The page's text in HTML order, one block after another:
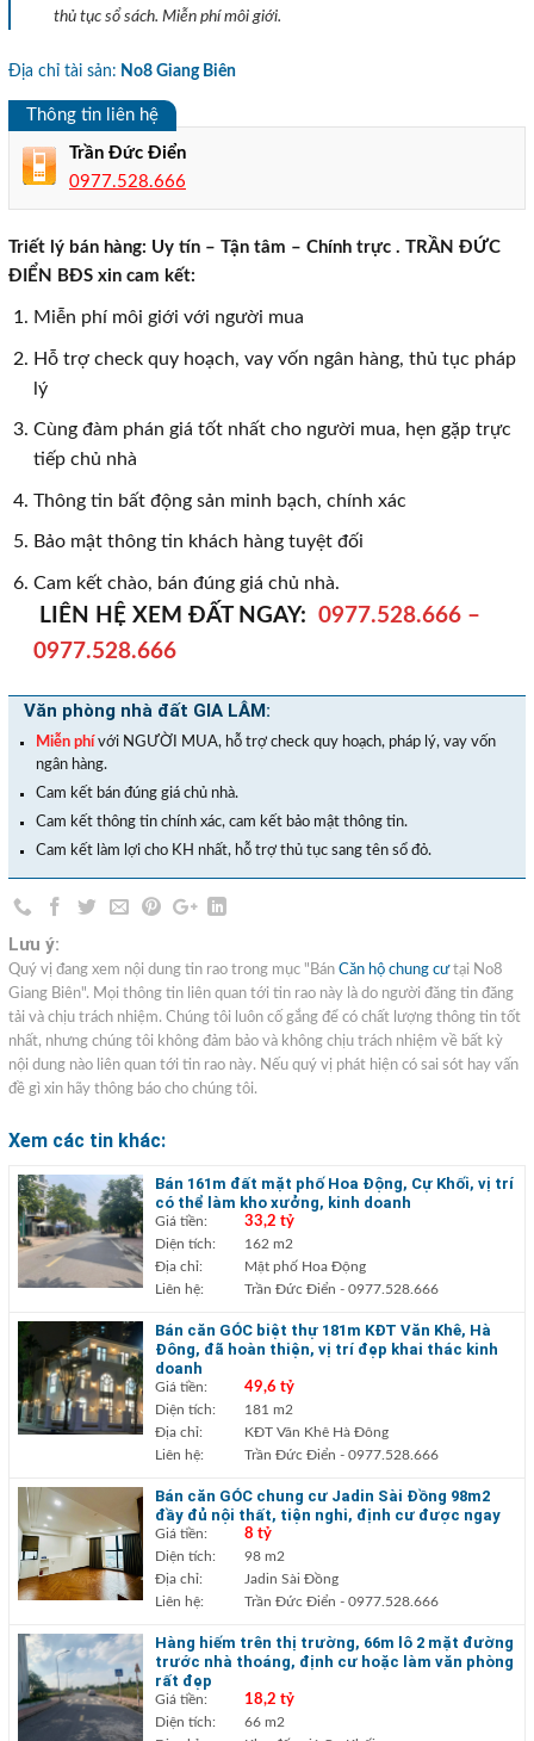
thủ tục sổ sách. Miễn phí môi giới.
Địa chỉ tài sản: No8 Giang Biên
Thông tin liên hệ
Trần Đức Điển
0977.528.666
Triết lý bán hàng: Uy tín – Tận tâm – Chính trực . TRẦN ĐỨC
ĐIỂN BĐS xin cam kết:
Miễn phí môi giới với người mua
Hỗ trợ check quy hoạch, vay vốn ngân hàng, thủ tục pháp
lý
Cùng đàm phán giá tốt nhất cho người mua, hẹn gặp trực
tiếp chủ nhà
Thông tin bất động sản minh bạch, chính xác
Bảo mật thông tin khách hàng tuyệt đối
Cam kết chào, bán đúng giá chủ nhà.
LIÊN HỆ XEM ĐẤT NGAY: 0977.528.666–
0977.528.666
Văn phòng nhà đất GIA LÂM:
Miễn phí với NGƯỜI MUA, hỗ trợ check quy hoạch, pháp lý, vay vốn
ngân hàng.
Cam kết bán đúng giá chủ nhà.
Cam kết thông tin chính xác, cam kết bảo mật thông tin.
Cam kết làm lợi cho KH nhất, hỗ trợ thủ tục sang tên sổ đỏ.
Lưu ý:
Quý vị đang xem nội dung tin rao trong mục "Bán Căn hộ chung cưtại No8
Giang Biên". Mọi thông tin liên quan tới tin rao này là do người đăng tin đăng
tải và chịu trách nhiệm. Chúng tôi luôn cố gắng để có chất lượng thông tin tốt
nhất, nhưng chúng tôi không đảm bảo và không chịu trách nhiệm về bất kỳ
nội dung nào liên quan tới tin rao này. Nếu quý vị phát hiện có sai sót hay vấn
đề gì xin hãy thông báo cho chúng tôi.
Xem các tin khác:
Bán 161m đất mặt phố Hoa Động, Cự Khối, vị trí
có thể làm kho xưởng, kinh doanh
Giá tiền: 33,2 tỷ
Diện tích:
162 m2
Địa chỉ:
Mặt phố Hoa Động
Liên hệ:
Trần Đức Điển - 0977.528.666
Bán căn GÓC biệt thự 181m KĐT Văn Khê, Hà
Đông, đã hoàn thiện, vị trí đẹp khai thác kinh
doanh
Giá tiền: 49,6 tỷ
Diện tích:
181 m2
Địa chỉ:
KĐT Văn Khê Hà Đông
Liên hệ:
Trần Đức Điển - 0977.528.666
Bán căn GÓC chung cư Jadin Sài Đồng 98m2
đầy đủ nội thất, tiện nghi, định cư được ngay
Giá tiền: 8 tỷ
Diện tích:
98 m2
Địa chỉ:
Jadin Sài Đồng
Liên hệ:
Trần Đức Điển - 0977.528.666
Hàng hiếm trên thị trường, 66m lô 2 mặt đường
trước nhà thoáng, định cư hoặc làm văn phòng
rất đẹp
Giá tiền: 18,2 tỷ
Diện tích:
66 m2